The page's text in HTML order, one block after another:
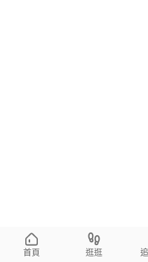
首頁 逛逛